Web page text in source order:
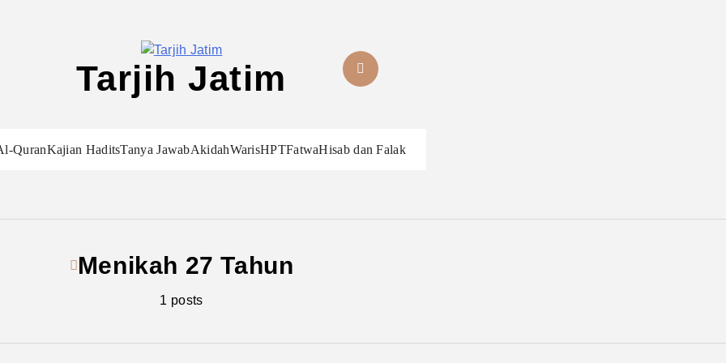
Tarjih Jatim
QuranKajian HaditsTanya JawabAkidahWarisHPTFatwaHisab dan Falak
Menikah 27 Tahun
1 posts